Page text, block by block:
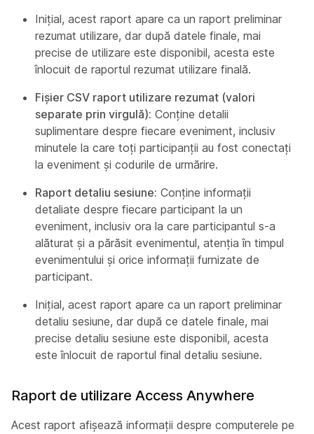
Inițial, acest raport apare ca un raport preliminar
rezumat utilizare, dar după datele finale, mai
precise de utilizare este disponibil, acesta este
înlocuit de raportul rezumat utilizare finală.
Fișier CSV raport utilizare rezumat (valori
separate prin virgulă): Conține detalii
suplimentare despre fiecare eveniment, inclusiv
minutele la care toți participanții au fost conectați
la eveniment și codurile de urmărire.
Raport detaliu sesiune: Conține informații
detaliate despre fiecare participant la un
eveniment, inclusiv ora la care participantul s-a
alăturat și a părăsit evenimentul, atenția în timpul
evenimentului și orice informații furnizate de
participant.
Inițial, acest raport apare ca un raport preliminar
detaliu sesiune, dar după ce datele finale, mai
precise detaliu sesiune este disponibil, acesta
este înlocuit de raportul final detaliu sesiune.
Raport de utilizare Access Anywhere
Acest raport afișează informații despre computerele pe